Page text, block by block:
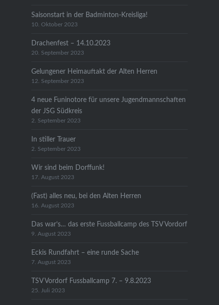
Saisonstart in der Badminton-Kreisliga!
10. Oktober 2023
Drachenfest – 14.10.2023
20. September 2023
Gelungener Heimauftakt der Alten Herren
12. September 2023
4 neue Funinotore für unsere Jugendmannschaften
der JSG Südkreis
2. September 2023
In stiller Trauer
2. September 2023
Wir sind beim Dorffunk!
17. August 2023
(Fast) alles neu, bei den Alten Herren
16. August 2023
Das war’s… das erste Fussballcamp des TSV Vordorf
9. August 2023
Eckis Rundfahrt – eine runde Sache
7. August 2023
TSV Vordorf Fussballcamp 7. – 9.8.2023
25. Juli 2023